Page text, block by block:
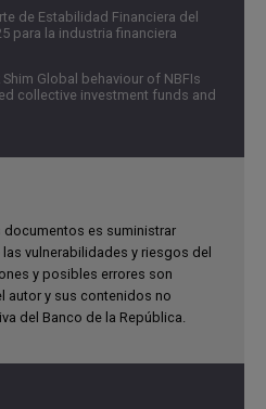
de Estabilidad Financiera del
para la industria financiera
Global behaviour of NBFIs
collective investment funds and
es suministrar
vulnerabilidades y riesgos del
y posibles errores son
autor y sus contenidos no
del Banco de la República.
concepto de estabilidad
una situación en la cual el
mercados e
tres características:
de manera adecuada;
los riesgos financieros
disipar y mitigar de
de los riesgos que
de eventos adversos”.
de la estabilidad